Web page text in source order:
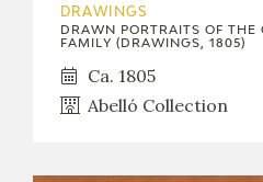
DRAWINGS
DRAWN PORTRAITS OF THE
FAMILY (DRAWINGS, 1805)
Ca. 1805
Abelló Collection